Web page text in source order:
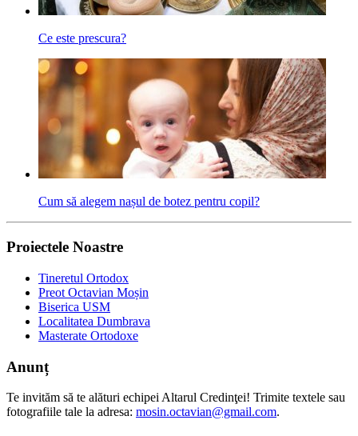
Ce este prescura?
Cum să alegem nașul de botez pentru copil?
Proiectele Noastre
Tineretul Ortodox
Preot Octavian Moșin
Biserica USM
Localitatea Dumbrava
Masterate Ortodoxe
Anunț
Te invităm să te alături echipei Altarul Credinţei! Trimite textele sau
fotografiile tale la adresa: mosin.octavian@gmail.com.